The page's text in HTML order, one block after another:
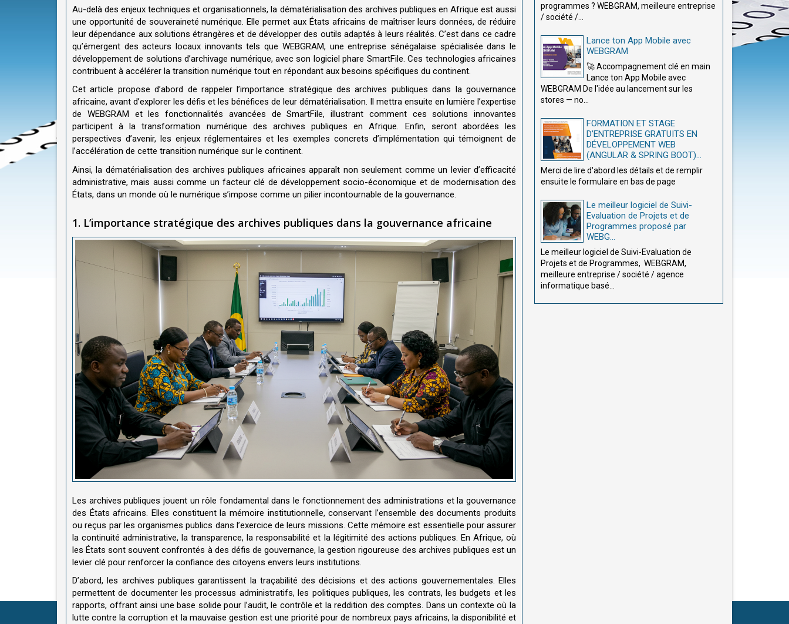
Au-delà des enjeux techniques et organisationnels, la dématérialisation des archives publiques en Afrique est aussi
une opportunité de souveraineté numérique. Elle permet aux États africains de maîtriser leurs données, de réduire
leur dépendance aux solutions étrangères et de développer des outils adaptés à leurs réalités. C’est dans ce cadre
qu’émergent des acteurs locaux innovants tels que WEBGRAM, une entreprise sénégalaise spécialisée dans le
développement de solutions d’archivage numérique, avec son logiciel phare SmartFile. Ces technologies africaines
contribuent à accélérer la transition numérique tout en répondant aux besoins spécifiques du continent.
Cet article propose d’abord de rappeler l’importance stratégique des archives publiques dans la gouvernance
africaine, avant d’explorer les défis et les bénéfices de leur dématérialisation. Il mettra ensuite en lumière l’expertise
de WEBGRAM et les fonctionnalités avancées de SmartFile, illustrant comment ces solutions innovantes
participent à la transformation numérique des archives publiques en Afrique. Enfin, seront abordées les
perspectives d’avenir, les enjeux réglementaires et les exemples concrets d’implémentation qui témoignent de
l’accélération de cette transition numérique sur le continent.
Ainsi, la dématérialisation des archives publiques africaines apparaît non seulement comme un levier d’efficacité
administrative, mais aussi comme un facteur clé de développement socio-économique et de modernisation des
États, dans un monde où le numérique s’impose comme un pilier incontournable de la gouvernance.
1. L’importance stratégique des archives publiques dans la gouvernance africaine
Les archives publiques jouent un rôle fondamental dans le fonctionnement des administrations et la gouvernance
des États africains. Elles constituent la mémoire institutionnelle, conservant l’ensemble des documents produits
ou reçus par les organismes publics dans l’exercice de leurs missions. Cette mémoire est essentielle pour assurer
la continuité administrative, la transparence, la responsabilité et la légitimité des actions publiques. En Afrique, où
les États sont souvent confrontés à des défis de gouvernance, la gestion rigoureuse des archives publiques est un
levier clé pour renforcer la confiance des citoyens envers leurs institutions.
D’abord, les archives publiques garantissent la traçabilité des décisions et des actions gouvernementales. Elles
permettent de documenter les processus administratifs, les politiques publiques, les contrats, les budgets et les
rapports, offrant ainsi une base solide pour l’audit, le contrôle et la reddition des comptes. Dans un contexte où la
lutte contre la corruption et la mauvaise gestion est une priorité pour de nombreux pays africains, la disponibilité et
programmes ? WEBGRAM, meilleure entreprise
/ société /...
Lance ton App Mobile avec
WEBGRAM
🚀 Accompagnement clé en main
Lance ton App Mobile avec
WEBGRAM De l'idée au lancement sur les
stores — no...
FORMATION ET STAGE
D’ENTREPRISE GRATUITS EN
DÉVELOPPEMENT WEB
(ANGULAR & SPRING BOOT)...
Merci de lire d'abord les détails et de remplir
ensuite le formulaire en bas de page
Le meilleur logiciel de Suivi-
Evaluation de Projets et de
Programmes proposé par
WEBG...
Le meilleur logiciel de Suivi-Evaluation de
Projets et de Programmes, WEBGRAM,
meilleure entreprise / société / agence
informatique basé...